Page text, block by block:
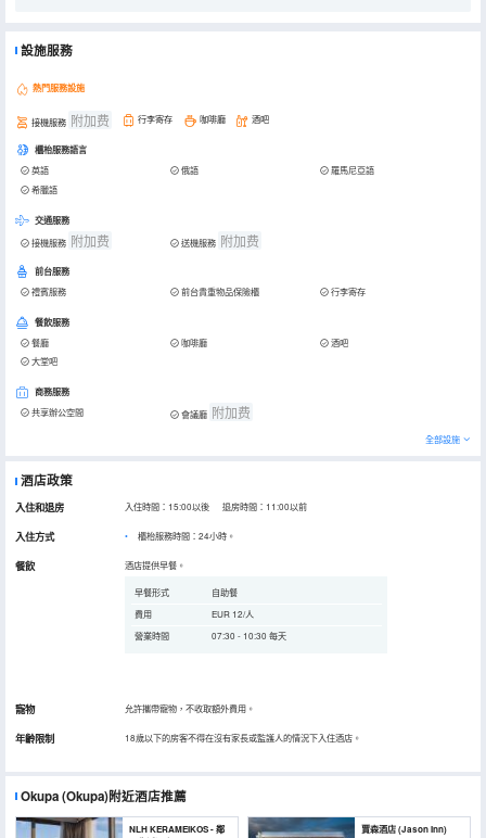
設施服務
熱門服務設施
接機服務 附加费 行李寄存 咖啡廳 酒吧
櫃枱服務語言
英語 俄語
羅馬尼亞語
希臘語
交通服務
接機服務 附加费 送機服務 附加费
前台服務
禮賓服務 前台貴重物品保險櫃 行李寄存
餐飲服務
餐廳 咖啡廳
酒吧
大堂吧
商務服務
共享辦公空間 會議廳 附加费
全部設施
酒店政策
入住和退房 入住時間：15:00以後 退房時間：11:00以前
入住方式 櫃枱服務時間：24小時。
餐飲 酒店提供早餐。
早餐形式
自助餐
費用
EUR 12/人
營業時間
07:30 - 10:30 每天
寵物 允許攜帶寵物，不收取額外費用。
年齡限制 18歲以下的房客不得在沒有家長或監護人的情況下入住酒店。
Okupa(Okupa)附近酒店推薦
NLH KERAMEIKOS - 鄰
賈森酒店 (Jason Inn)